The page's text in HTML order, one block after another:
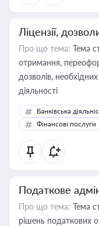
Ліцензії,
Про що тема: Тема
отримання,
дозволів,
діяльності
Банківська
Фінансові послуги
Податкове
Про що тема: Тема
рішень податкових